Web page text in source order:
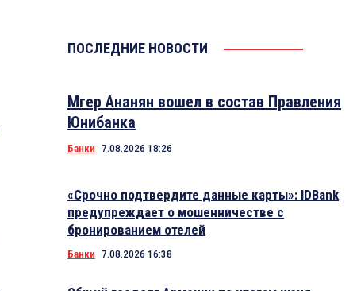
ПОСЛЕДНИЕ НОВОСТИ
Мгер Ананян вошел в состав Правления
Юнибанка
Банки 7.08.2026 18:26
«Срочно подтвердите данные карты»: IDBank
предупреждает о мошенничестве с
бронированием отелей
Банки 7.08.2026 16:38